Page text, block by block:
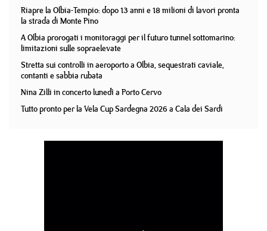
Riapre la Olbia-Tempio: dopo 13 anni e 18 milioni di lavori pronta
la strada di Monte Pino
A Olbia prorogati i monitoraggi per il futuro tunnel sottomarino:
limitazioni sulle sopraelevate
Stretta sui controlli in aeroporto a Olbia, sequestrati caviale,
contanti e sabbia rubata
Nina Zilli in concerto lunedì a Porto Cervo
Tutto pronto per la Vela Cup Sardegna 2026 a Cala dei Sardi